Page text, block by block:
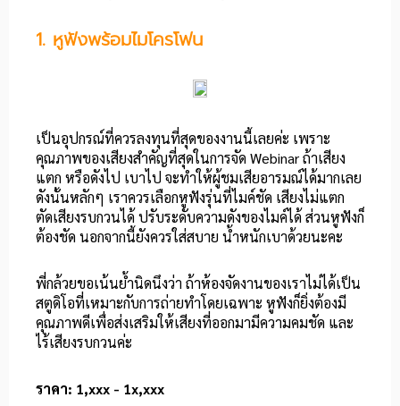
1. หูฟังพร้อมไมโครโฟน
เป็นอุปกรณ์ที่ควรลงทุนที่สุดของงานนี้เลยค่ะ เพราะ
คุณภาพของเสียงสำคัญที่สุดในการจัด Webinar ถ้าเสียง
แตก หรือดังไป เบาไป จะทำให้ผู้ชมเสียอารมณ์ได้มากเลย
ดังนั้นหลักๆ เราควรเลือกหูฟังรุ่นที่ไมค์ชัด เสียงไม่แตก
ตัดเสียงรบกวนได้ ปรับระดับความดังของไมค์ได้ ส่วนหูฟังก็
ต้องชัด นอกจากนี้ยังควรใส่สบาย น้ำหนักเบาด้วยนะคะ
พี่กล้วยขอเน้นย้ำนิดนึงว่า ถ้าห้องจัดงานของเราไม่ได้เป็น
สตูดิโอที่เหมาะกับการถ่ายทำโดยเฉพาะ หูฟังก็ยิ่งต้องมี
คุณภาพดีเพื่อส่งเสริมให้เสียงที่ออกมามีความคมชัด และ
ไร้เสียงรบกวนค่ะ
ราคา: 1,xxx - 1x,xxx